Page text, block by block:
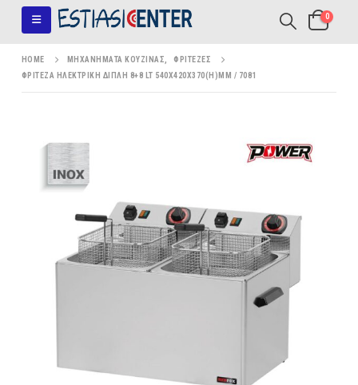
0
HOME ΜΗΧΑΝΉΜΑΤΑ ΚΟΥΖΊΝΑΣ
ΦΡΙΤΈΖΕΣ
ΦΡΙΤΈΖΑ ΗΛΕΚΤΡΙΚΉ ΔΙΠΛΉ 8+8 LT 540X420X370(H)MM / 7081